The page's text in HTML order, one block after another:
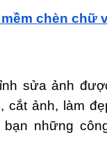
chèn chữ
sửa ảnh
ảnh, làm
những